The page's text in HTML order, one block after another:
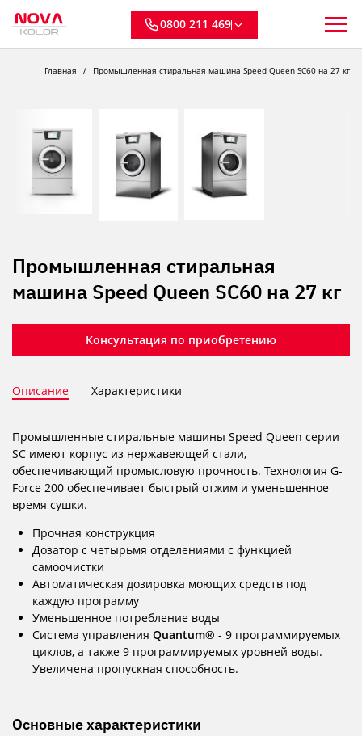
0800 211 469
Главная Промышленная стиральная машина Speed Queen SC60 на 27 кг
Промышленная стиральная
машина Speed Queen SC60 на 27 кг
Консультация по приобретению
Описание Характеристики
Промышленные стиральные машины Speed ​​Queen серии
SC имеют корпус из нержавеющей стали,
обеспечивающий промысловую прочность. Технология G-
Force 200 обеспечивает быстрый отжим и уменьшенное
время сушки.
Прочная конструкция
Дозатор с четырьмя отделениями с функцией
самоочистки
Автоматическая дозировка моющих средств под
каждую программу
Уменьшенное потребление воды
Система управления Quantum® - 9 программируемых
циклов, а также 9 программируемых уровней воды.
Увеличена пропускная способность.
Основные характеристики